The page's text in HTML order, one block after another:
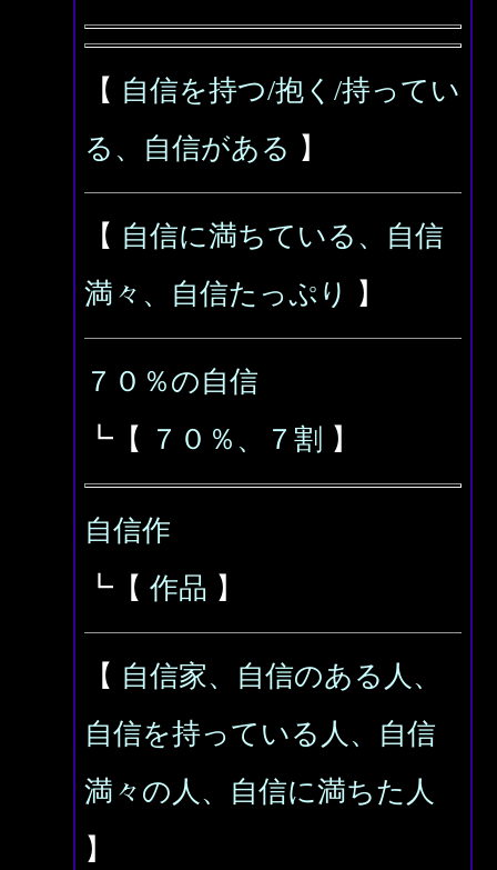
【 自信を持つ/抱く/持ってい
る、自信がある 】
【 自信に満ちている、自信
満々、自信たっぷり
】
７０％の自信
┗【
７０％、７割 】
自信作
┗【 作品 】
【 自信家、自信のある人、
自信を持っている人、自信
満々の人、自信に満ちた人
】